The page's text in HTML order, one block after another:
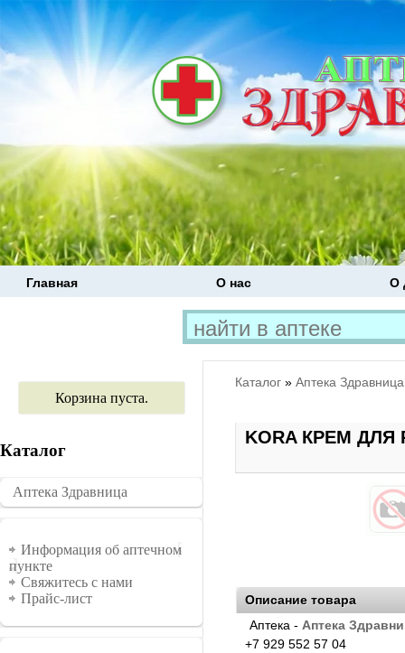
Главная О нас О
Корзина пуста.
Каталог
�������
Аптека Здравница
Информация
Информация об аптечном
пункте
Свяжитесь с нами
Прайс-лист
Каталог » Аптека Здравница
KORA КРЕМ ДЛЯ
Описание товара
Аптека - Аптека
+7 929 552 57 04